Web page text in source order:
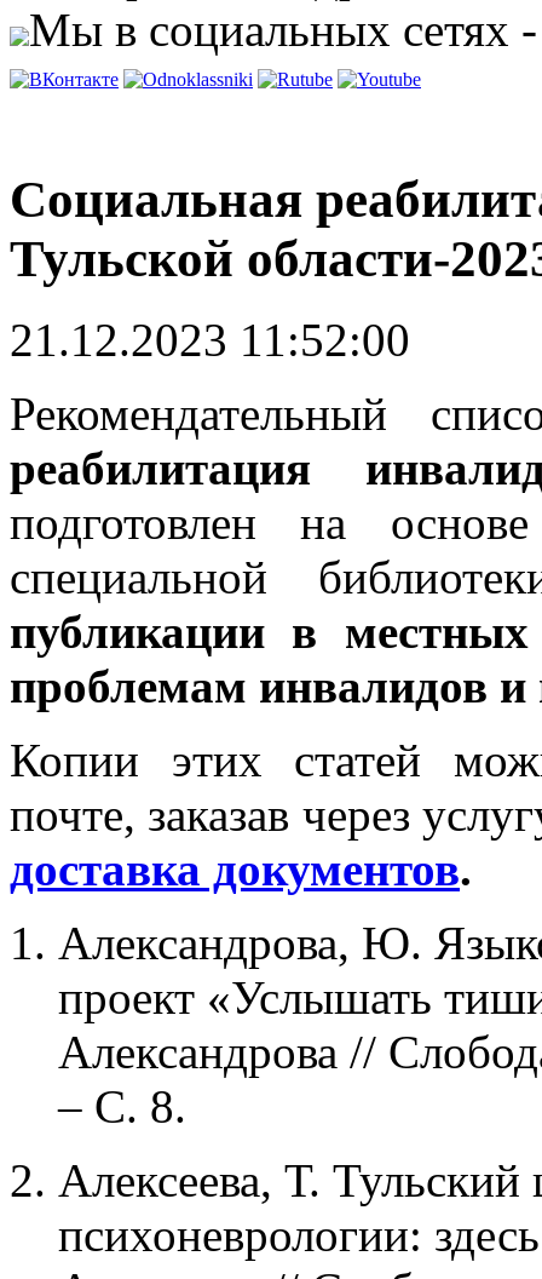
Мы в социальных сетях
Социальная
Тульской области-
21.12.2023 11:52:00
Рекомендательный
реабилитация
подготовлен на
специальной
публикации в местных
проблемам инвалидов и
Копии этих статей
почте, заказав через
доставка документов.
Александрова, Ю.
проект «Услышать
Александрова //
– С. 8.
Алексеева, Т. Тульский
психоневрологии: